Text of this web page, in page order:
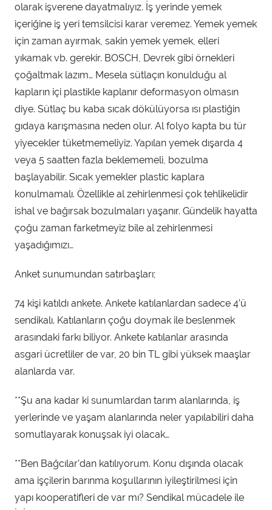
olarak işverene dayatmalıyız. İş yerinde yemek
içeriğine iş yeri temsilcisi karar veremez. Yemek yemek
için zaman ayırmak, sakin yemek yemek, elleri
yıkamak vb. gerekir. BOSCH, Devrek gibi örnekleri
çoğaltmak lazım… Mesela sütlaçın konulduğu al
kapların içi plastikle kaplanır deformasyon olmasın
diye. Sütlaç bu kaba sıcak dökülüyorsa ısı plastiğin
gıdaya karışmasına neden olur. Al folyo kapta bu tür
yiyecekler tüketmemeliyiz. Yapılan yemek dışarda 4
veya 5 saatten fazla beklememeli, bozulma
başlayabilir. Sıcak yemekler plastic kaplara
konulmamalı. Özellikle al zehirlenmesi çok tehlikelidir
ishal ve bağırsak bozulmaları yaşanır. Gündelik hayatta
çoğu zaman farketmeyiz bile al zehirlenmesi
yaşadığımızı…
Anket sunumundan satırbaşları;
74 kişi katıldı ankete. Ankete katılanlardan sadece 4’ü
sendikalı. Katılanların çoğu doymak ile beslenmek
arasındaki farkı biliyor. Ankete katılanlar arasında
asgari ücretliler de var, 20 bin TL gibi yüksek maaşlar
alanlarda var.
**Şu ana kadar ki sunumlardan tarım alanlarında, iş
yerlerinde ve yaşam alanlarında neler yapılabiliri daha
somutlayarak konuşsak iyi olacak…
**Ben Bağcılar’dan katılıyorum. Konu dışında olacak
ama işçilerin barınma koşullarının iyileştirilmesi için
yapı kooperatifleri de var mı? Sendikal mücadele ile